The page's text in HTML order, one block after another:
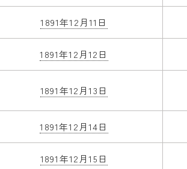
1891年12月11日
1891年12月12日
1891年12月13日
1891年12月14日
1891年12月15日